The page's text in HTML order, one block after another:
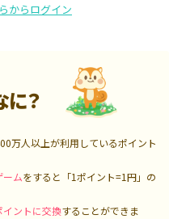
からログイン
に？
万人以上が利用しているポイント
ームをすると「1ポイント=1円」の
ントに交換することができま